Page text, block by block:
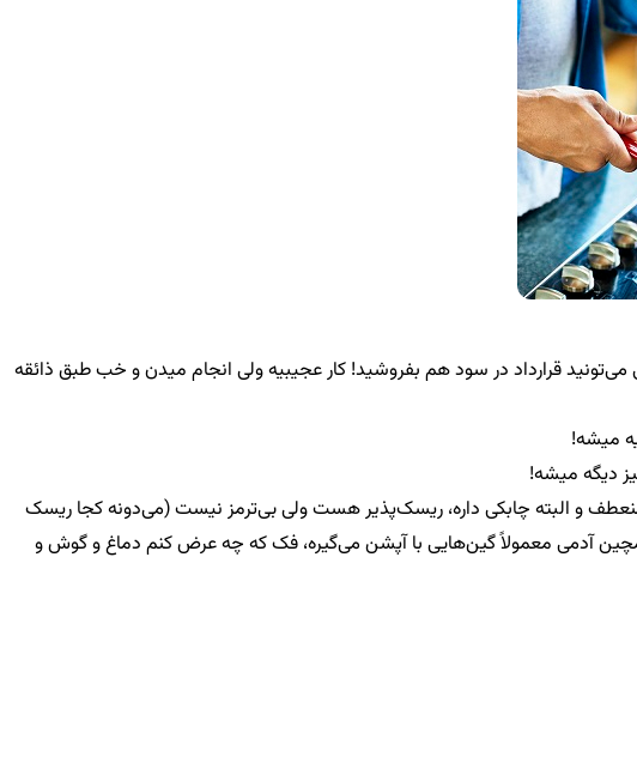
می‌تونید قرارداد در سود هم بفروشید! کار عجیبیه ولی انجام میدن و خب طبق ذائقه
میشه!
دیگه میشه!
منعطف و البته چابکی داره، ریسک‌پذیر هست ولی بی‌ترمز نیست (می‌دونه کجا ریسک
همچین آدمی معمولاً گین‌هایی با آپشن می‌گیره، فک که چه عرض کنم دماغ و گوش و